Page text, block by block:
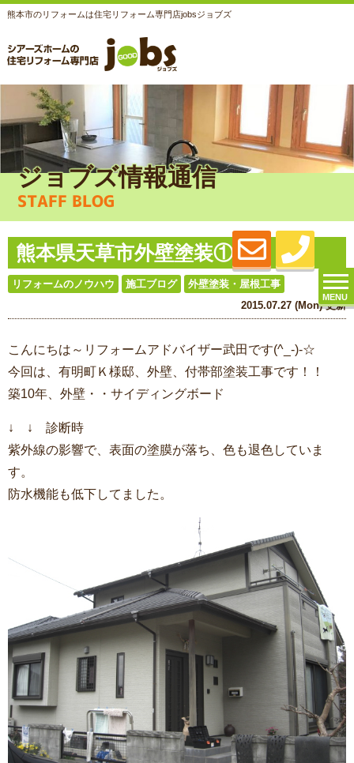
熊本市のリフォームは住宅リフォーム専門店jobsジョブズ
MENU
ジョブズ情報通信
STAFF BLOG
熊本県天草市外壁塗装①
リフォームのノウハウ 施工ブログ
外壁塗装・屋根工事
2015.07.27 (Mon) 更新
こんにちは～リフォームアドバイザー武田です(^_-)-☆
今回は、有明町Ｋ様邸、外壁、付帯部塗装工事です！！
築10年、外壁・・サイディングボード
↓ ↓ 診断時
紫外線の影響で、表面の塗膜が落ち、色も退色していま
す。
防水機能も低下してました。